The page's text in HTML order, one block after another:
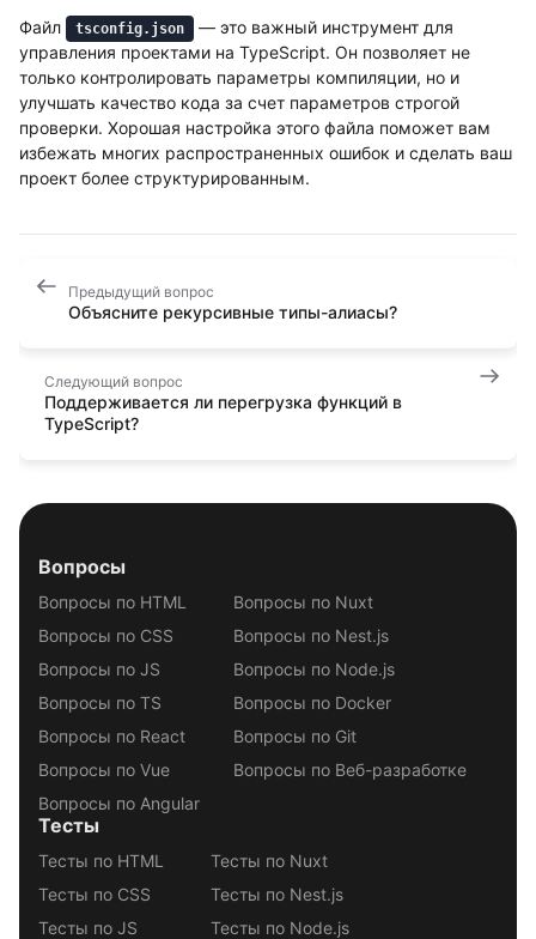
Файл tsconfig.json
— это важный инструмент для
управления проектами на TypeScript. Он позволяет не
только контролировать параметры компиляции, но и
улучшать качество кода за счет параметров строгой
проверки. Хорошая настройка этого файла поможет вам
избежать многих распространенных ошибок и сделать ваш
проект более структурированным.
Предыдущий вопрос
Объясните рекурсивные типы-алиасы?
Следующий вопрос
Поддерживается ли перегрузка функций в
TypeScript?
Вопросы
Вопросы по HTML
Вопросы по CSS
Вопросы по JS
Вопросы по TS
Вопросы по React
Вопросы по Vue
Вопросы по Angular
Вопросы по Nuxt
Вопросы по Nest.js
Вопросы по Node.js
Вопросы по Docker
Вопросы по Git
Вопросы по Веб-разработке
Тесты
Тесты по HTML
Тесты по CSS
Тесты по JS
Тесты по Nuxt
Тесты по Nest.js
Тесты по Node.js